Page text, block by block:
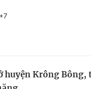
Tuyển
huyện Krông